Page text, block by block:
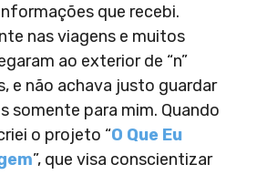
que recebi.
nas viagens e muitos
ao exterior de “n”
e não achava justo guardar
somente para mim. Quando
o projeto “O Que Eu
”, que visa conscientizar